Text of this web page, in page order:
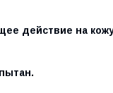
действие на